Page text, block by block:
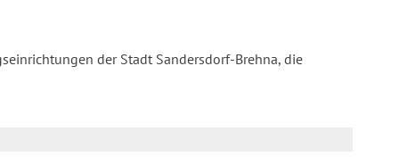
der Stadt Sandersdorf-Brehna, die